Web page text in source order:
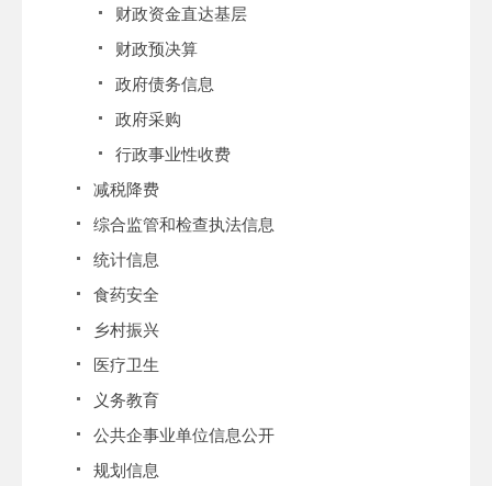
财政资金直达基层
财政预决算
政府债务信息
政府采购
行政事业性收费
减税降费
综合监管和检查执法信息
统计信息
食药安全
乡村振兴
医疗卫生
义务教育
公共企事业单位信息公开
规划信息